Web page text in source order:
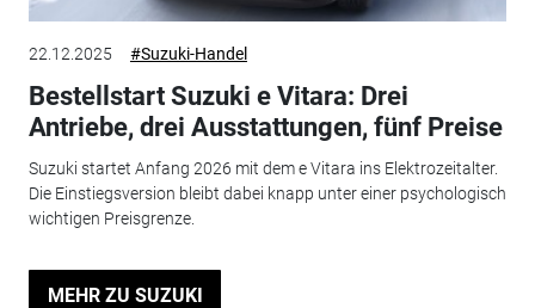
22.12.2025 #Suzuki-Handel
Bestellstart Suzuki e Vitara: Drei
Antriebe, drei Ausstattungen, fünf Preise
Suzuki startet Anfang 2026 mit dem e Vitara ins Elektrozeitalter.
Die Einstiegsversion bleibt dabei knapp unter einer psychologisch
wichtigen Preisgrenze.
MEHR ZU SUZUKI